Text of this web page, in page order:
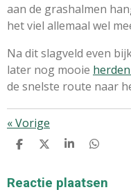
aan de grashalmen
het viel allemaal wel
Na dit slagveld even
later nog mooie
de snelste route naar
«Vorige
D
E
D
L
S
R
D
E
Reactie plaatsen